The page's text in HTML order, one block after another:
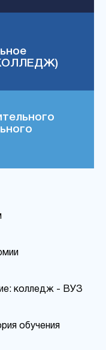
диплом
в армии
колледж - ВУЗ
обучения